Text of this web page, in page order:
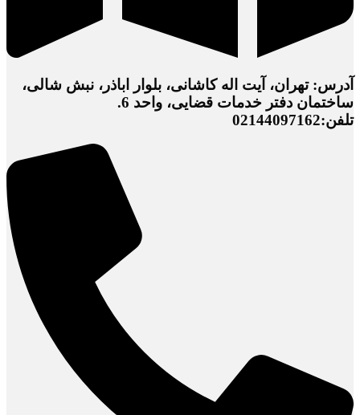
آدرس: تهران، آیت اله کاشانی، بلوار اباذر، نبش شالی،
ساختمان دفتر خدمات قضایی، واحد 6.
تلفن:02144097162